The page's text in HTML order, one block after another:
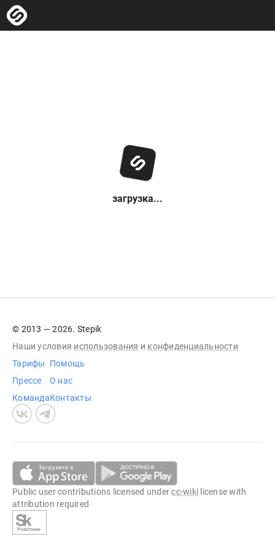
загрузка...
© 2013 — 2026. Stepik
Наши условия использования и конфиденциальности
Тарифы
Прессе
Команда
Помощь
О нас
Контакты
Public user contributions licensed undercc-wiki license with
attribution required